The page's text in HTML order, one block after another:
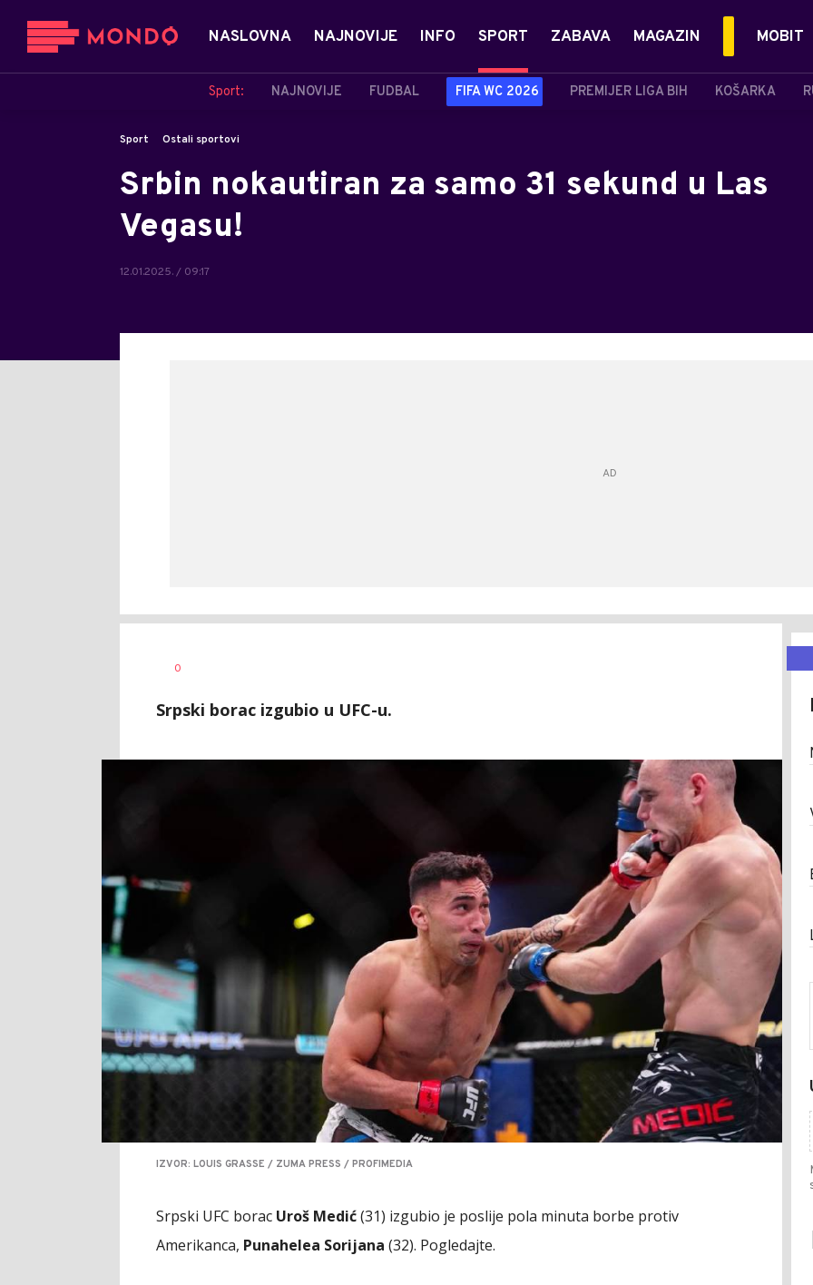
NASLOVNA NAJNOVIJE INFO SPORT
Sport: NAJNOVIJE FUDBAL FIFA WC 2026 PREMIJER LIGA BIH KOŠARKA
ZABAVA MAGAZIN MOBIT
Sport Ostali sportovi
Srbin nokautiran za samo 31 sekund u Las
Vegasu!
12.01.2025. / 09:17
AUTOR
0
Srpski borac izgubio u UFC-u.
IZVOR: LOUIS GRASSE / ZUMA PRESS / PROFIMEDIA
Srpski UFC borac Uroš Medić(31) izgubio je poslije pola minuta borbe protiv
Amerikanca, Punahelea Sorijana (32). Pogledajte.